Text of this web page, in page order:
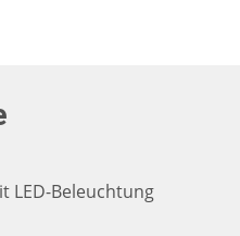
LED-Beleuchtung